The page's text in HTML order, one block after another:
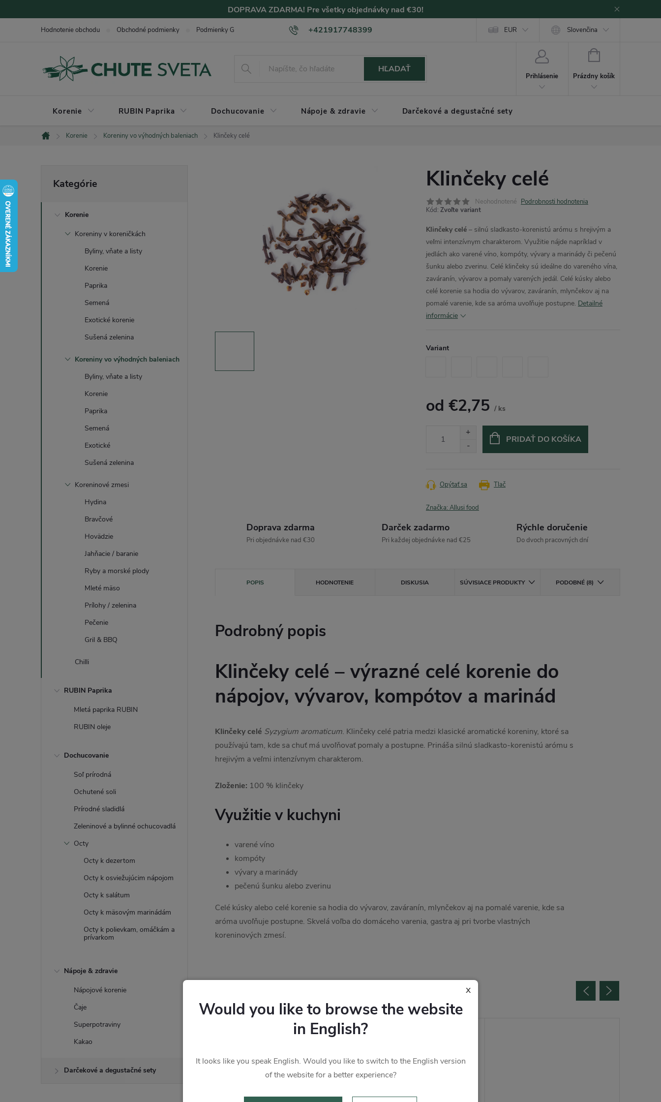
na
DOPRAVA ZDARMA! Pre všetky objednávky nad €30!
+421917748399
Hodnotenie obchodu Obchodné podmienky Podmienky GDPR Hodnotenie SLEVOMAT Hodnotenie ZLAVOMAT EUR Slovenčina
HĽADAŤ
Prihlásenie
Prázdny košík
Korenie RUBIN Paprika Dochucovanie Nápoje & zdravie Darčekové a degustačné sety
Domov
Korenie Koreniny vo výhodných baleniach Klinčeky celé
o
kategórie
Kategórie
Korenie
Koreniny v koreničkách
Byliny, vňate a listy
Korenie
Paprika
Semená
Exotické korenie
Sušená zelenina
Koreniny vo výhodných baleniach
Byliny, vňate a listy
Korenie
Paprika
Semená
Exotické
Sušená zelenina
Koreninové zmesi
Hydina
Bravčové
Hovädzie
Jahňacie / baranie
Ryby a morské plody
Mleté mäso
Prílohy / zelenina
Pečenie
Gril & BBQ
Chilli
RUBIN Paprika
Mletá paprika RUBIN
RUBIN oleje
Dochucovanie
Soľ prírodná
Ochutené soli
Prírodné sladidlá
Zeleninové a bylinné ochucovadlá
Octy
Octy k dezertom
Octy k osviežujúcim nápojom
Octy k salátum
Octy k mäsovým marinádám
Octy k polievkam, omáčkám a
prívarkom
Nápoje & zdravie
Nápojové korenie
Čaje
Superpotraviny
Kakao
Darčekové a degustačné sety
Klinčeky celé
Neohodnotené Podrobnosti hodnotenia
Kód: Zvoľte variant
Klinčeky celé – silnú sladkasto-korenistú arómu s hrejivým a
veľmi intenzívnym charakterom. Využitie nájde napríklad v
jedlách ako varené víno, kompóty, vývary a marinády či pečenú
šunku alebo zverinu. Celé klinčeky sú ideálne do vareného vína,
zaváranín, vývarov a pomaly varených jedál. Celé kúsky alebo
celé korenie sa hodia do vývarov, zaváranín, mlynčekov aj na
pomalé varenie, kde sa aróma uvoľňuje postupne. Detailné
informácie
Variant
od €2,75 / ks
PRIDAŤ DO KOŠÍKA
Tlač
Opýtať sa
Značka: Allusi food
Doprava zdarma
Pri objednávke nad €30
Darček zadarmo
Pri každej objednávke nad €25
Rýchle doručenie
Do dvoch pracovných dní
POPIS HODNOTENIE DISKUSIA SÚVISIACE PRODUKTY PODOBNÉ (8)
Podrobný popis
Klinčeky celé – výrazné celé korenie do
nápojov, vývarov, kompótov a marinád
Klinčeky celé Syzygium aromaticum. Klinčeky celé patria medzi klasické aromatické koreniny, ktoré sa
používajú tam, kde sa chuť má uvoľňovať pomaly a postupne. Prináša silnú sladkasto-korenistú arómu s
hrejivým a veľmi intenzívnym charakterom.
Zloženie: 100 % klinčeky
Využitie v kuchyni
varené víno
kompóty
vývary a marinády
pečenú šunku alebo zverinu
Celé kúsky alebo celé korenie sa hodia do vývarov, zaváranín, mlynčekov aj na pomalé varenie, kde sa
aróma uvoľňuje postupne. Skvelá voľba do domáceho varenia, gastra aj pri tvorbe vlastných
koreninových zmesí.
Would you like to browse the website
in English?
x
It looks like you speak English. Would you like to switch to the English version
of the website for a better experience?